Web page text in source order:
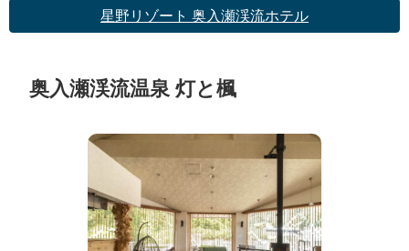
星野リゾート 奥入瀬渓流ホテル
奥入瀬渓流温泉 灯と楓